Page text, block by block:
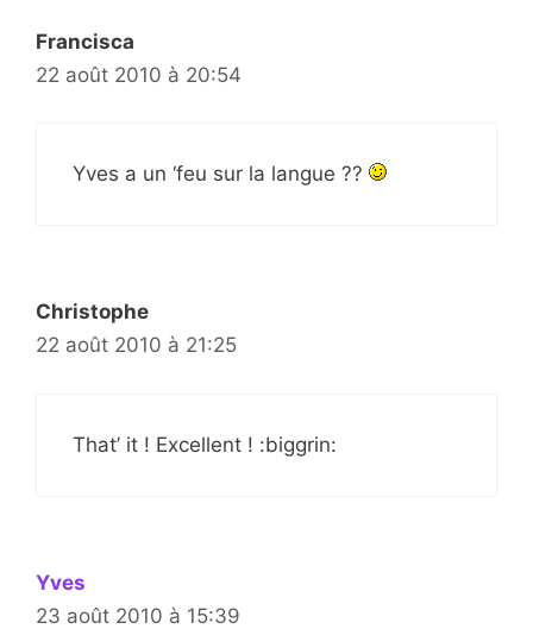
Francisca
22 août 2010 à 20:54
Yves a un ‘feu sur la langue ??
Christophe
22 août 2010 à 21:25
That’ it ! Excellent ! :biggrin:
Yves
23 août 2010 à 15:39